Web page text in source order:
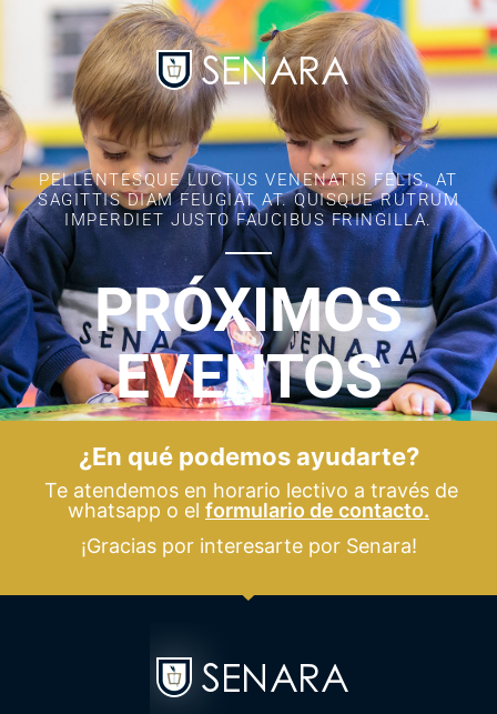
PELLENTESQUE LUCTUS VENENATIS FELIS, AT
SAGITTIS DIAM FEUGIAT AT. QUISQUE RUTRUM
IMPERDIET JUSTO FAUCIBUS FRINGILLA.
PRÓXIMOS
EVENTOS
¿En qué podemos ayudarte?
Te atendemos en horario lectivo a través de
whatsapp o el formulario de contacto.
¡Gracias por interesarte por Senara!